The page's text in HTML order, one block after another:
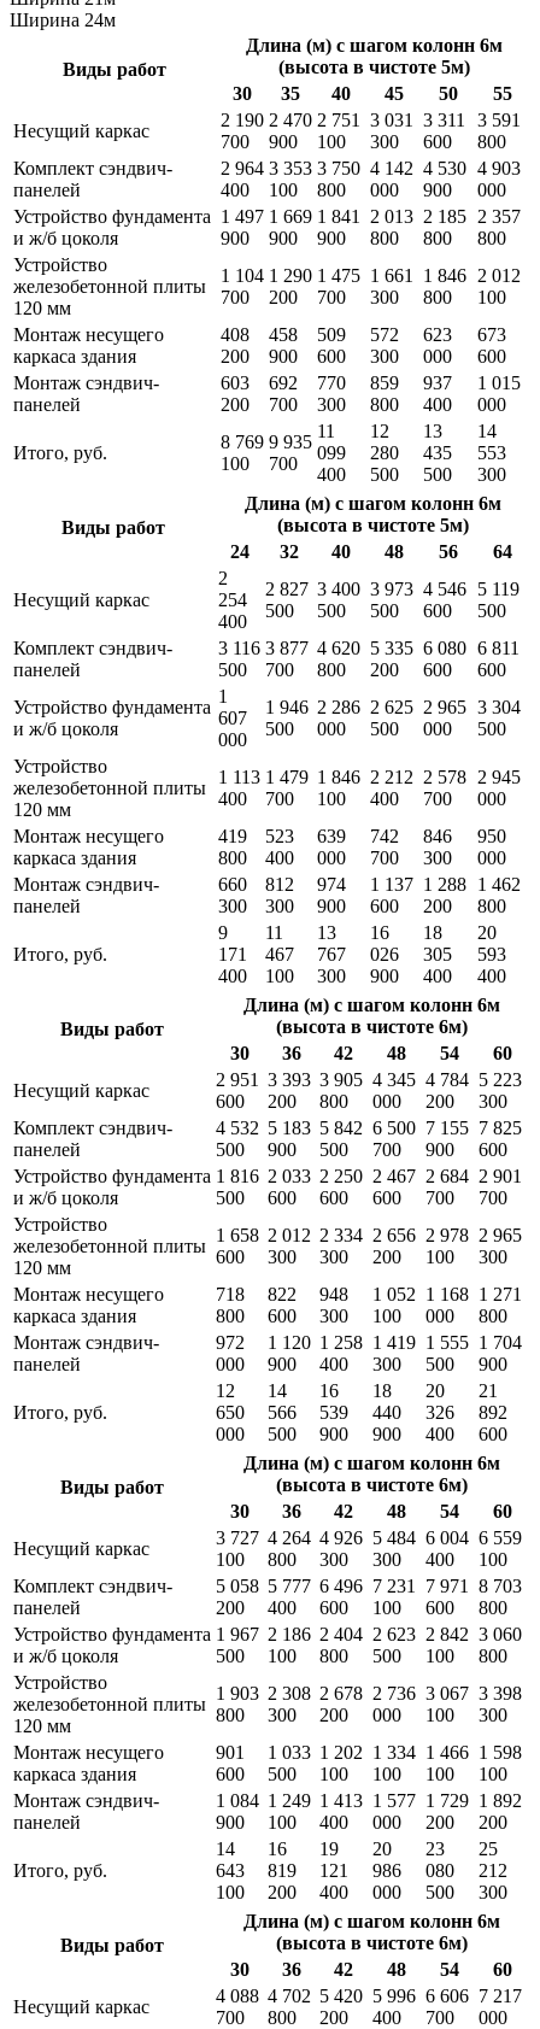
Ширина 24м
Виды работ
Длина (м) с шагом колонн 6м
(высота в чистоте 5м)
30
35 40 45 50
55
Несущий каркас
2 190
700
2 470
900
2 751
100
3 031
300
3 311
600
3 591
800
Комплект сэндвич-
панелей
2 964
400
3 353
100
3 750
800
4 142
000
4 530
900
4 903
000
Устройство фундамента
и ж/б цоколя
1 497
900
1 669
900
1 841
900
2 013
800
2 185
800
2 357
800
Устройство
железобетонной плиты
120 мм
1 104
700
1 290
200
1 475
700
1 661
300
1 846
800
2 012
100
Монтаж несущего
каркаса здания
408
200
458
900
509
600
572
300
623
000
673
600
Монтаж сэндвич-
панелей
603
200
692
700
770
300
859
800
937
400
1 015
000
Итого, руб.
8 769
100
9 935
700
11
099
400
12
280
500
13
435
500
14
553
300
Виды работ
Длина (м) с шагом колонн 6м
(высота в чистоте 5м)
24
32 40 48 56 64
Несущий каркас
2
254
400
2 827
500
3 400
500
3 973
500
4 546
600
5 119
500
Комплект сэндвич-
панелей
3 116
500
3 877
700
4 620
800
5 335
200
6 080
600
6 811
600
Устройство фундамента
и ж/б цоколя
1
607
000
1 946
500
2 286
000
2 625
500
2 965
000
3 304
500
Устройство
железобетонной плиты
120 мм
1 113
400
1 479
700
1 846
100
2 212
400
2 578
700
2 945
000
Монтаж несущего
каркаса здания
419
800
523
400
639
000
742
700
846
300
950
000
Монтаж сэндвич-
панелей
660
300
812
300
974
900
1 137
600
1 288
200
1 462
800
Итого, руб.
9
171
400
11
467
100
13
767
300
16
026
900
18
305
400
20
593
400
Виды работ
Длина (м) с шагом колонн 6м
(высота в чистоте 6м)
30
36 42 48 54
60
Несущий каркас
2 951
600
3 393
200
3 905
800
4 345
000
4 784
200
5 223
300
Комплект сэндвич-
панелей
4 532
500
5 183
900
5 842
500
6 500
700
7 155
900
7 825
600
Устройство фундамента
и ж/б цоколя
1 816
500
2 033
600
2 250
600
2 467
600
2 684
700
2 901
700
Устройство
железобетонной плиты
120 мм
1 658
600
2 012
300
2 334
300
2 656
200
2 978
100
2 965
300
Монтаж несущего
каркаса здания
718
800
822
600
948
300
1 052
100
1 168
000
1 271
800
Монтаж сэндвич-
панелей
972
000
1 120
900
1 258
400
1 419
300
1 555
500
1 704
900
Итого, руб.
12
650
000
14
566
500
16
539
900
18
440
900
20
326
400
21
892
600
Виды работ
Длина (м) с шагом колонн 6м
(высота в чистоте 6м)
30
36 42 48 54
60
Несущий каркас
3 727
100
4 264
800
4 926
300
5 484
300
6 004
400
6 559
100
Комплект сэндвич-
панелей
5 058
200
5 777
400
6 496
600
7 231
100
7 971
600
8 703
800
Устройство фундамента
и ж/б цоколя
1 967
500
2 186
100
2 404
800
2 623
500
2 842
100
3 060
800
Устройство
железобетонной плиты
120 мм
1 903
800
2 308
300
2 678
200
2 736
000
3 067
100
3 398
300
Монтаж несущего
каркаса здания
901
600
1 033
500
1 202
100
1 334
100
1 466
100
1 598
100
Монтаж сэндвич-
панелей
1 084
900
1 249
100
1 413
400
1 577
000
1 729
200
1 892
200
Итого, руб.
14
643
100
16
819
200
19
121
400
20
986
000
23
080
500
25
212
300
Виды работ
Длина (м) с шагом колонн 6м
(высота в чистоте 6м)
30
36 42 48 54
60
Несущий каркас
4 088
700
4 702
800
5 420
200
5 996
400
6 606
700
7 217
000